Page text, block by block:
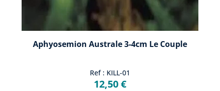
Aphyosemion Australe 3-4cm Le Couple
Ref : KILL-01
12,50 €